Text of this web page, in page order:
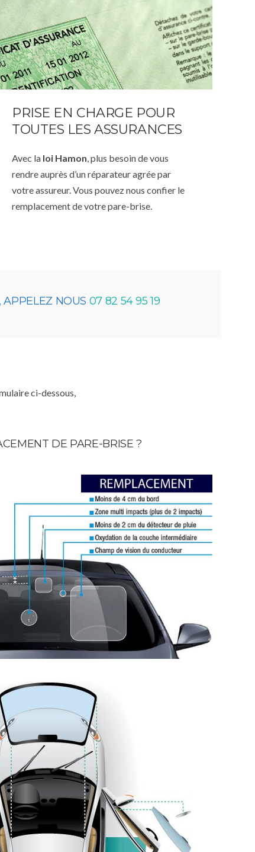
PRISE EN CHARGE POUR
TOUTES LES ASSURANCES
Avec la loi Hamon, plus besoin de vous
rendre auprès d’un réparateur agrée par
votre assureur. Vous pouvez nous confier le
remplacement de votre pare-brise.
APPELEZ NOUS 07 82 54 95 19
ci-dessous,
DE PARE-BRISE ?